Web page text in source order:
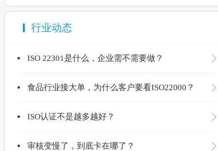
行业动态
ISO 22301是什么，企业需不需要做？
食品行业接大单，为什么客户要看ISO22000？
ISO认证不是越多越好？
审核变慢了，到底卡在哪了？